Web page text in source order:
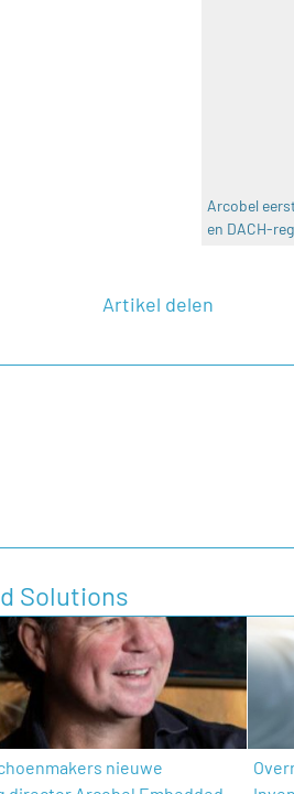
Arcobel
en DACH-
Artikel delen
Solutions
nieuwe